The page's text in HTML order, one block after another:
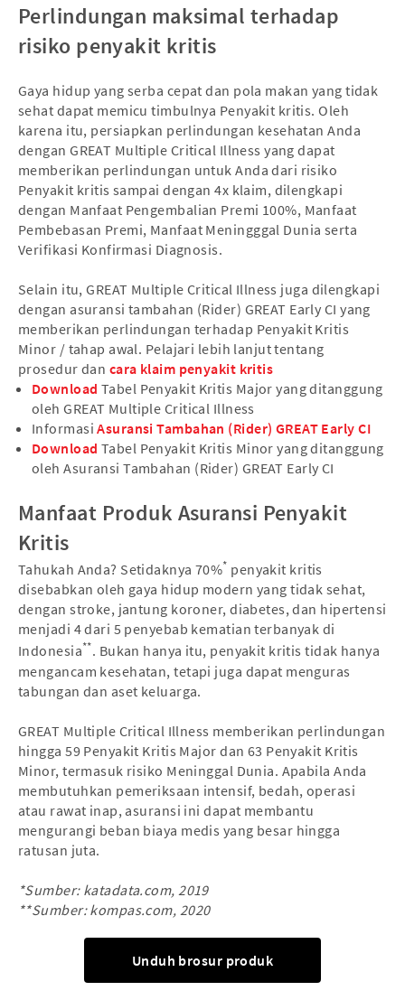
Perlindungan maksimal terhadap
risiko penyakit kritis
Gaya hidup yang serba cepat dan pola makan yang tidak
sehat dapat memicu timbulnya Penyakit kritis. Oleh
karena itu, persiapkan perlindungan kesehatan Anda
dengan GREAT Multiple Critical Illness yang dapat
memberikan perlindungan untuk Anda dari risiko
Penyakit kritis sampai dengan 4x klaim, dilengkapi
dengan Manfaat Pengembalian Premi 100%, Manfaat
Pembebasan Premi, Manfaat Meningggal Dunia serta
Verifikasi Konfirmasi Diagnosis.
Selain itu, GREAT Multiple Critical Illness juga dilengkapi
dengan asuransi tambahan (Rider) GREAT Early CI yang
memberikan perlindungan terhadap Penyakit Kritis
Minor / tahap awal. Pelajari lebih lanjut tentang
prosedur dan cara klaim penyakit kritis
Download Tabel Penyakit Kritis Major yang ditanggung
oleh GREAT Multiple Critical Illness
InformasiAsuransi Tambahan (Rider) GREAT Early CI
Download Tabel Penyakit Kritis Minor yang ditanggung
oleh Asuransi Tambahan (Rider) GREAT Early CI
Manfaat Produk Asuransi Penyakit
Kritis
Tahukah Anda? Setidaknya 70%* penyakit kritis
disebabkan oleh gaya hidup modern yang tidak sehat,
dengan stroke, jantung koroner, diabetes, dan hipertensi
menjadi 4 dari 5 penyebab kematian terbanyak di
Indonesia**. Bukan hanya itu, penyakit kritis tidak hanya
mengancam kesehatan, tetapi juga dapat menguras
tabungan dan aset keluarga.
GREAT Multiple Critical Illness memberikan perlindungan
hingga 59 Penyakit Kritis Major dan 63 Penyakit Kritis
Minor, termasuk risiko Meninggal Dunia. Apabila Anda
membutuhkan pemeriksaan intensif, bedah, operasi
atau rawat inap, asuransi ini dapat membantu
mengurangi beban biaya medis yang besar hingga
ratusan juta.
*Sumber: katadata.com, 2019
**Sumber: kompas.com, 2020
Unduh brosur produk